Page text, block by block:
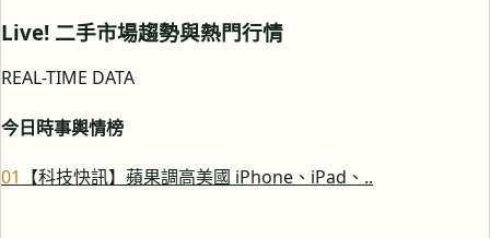
Live! 二手市場趨勢與熱門行情
REAL-TIME DATA
今日時事輿情榜
01 【科技快訊】蘋果調高美國 iPhone、iPad、..